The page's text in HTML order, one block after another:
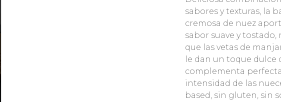
$6.900
sabores y texturas, la
cremosa de nuez
sabor suave y tostado,
que las vetas de
le dan un toque dulce
complementa
intensidad de las
based, sin gluten, sin